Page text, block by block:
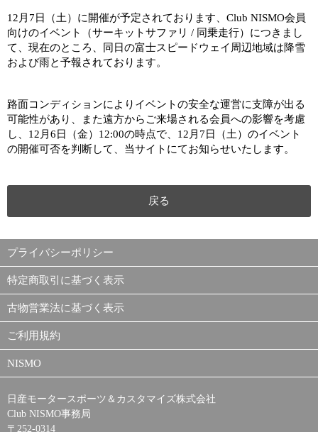
12月7日（土）に開催が予定されております、Club NISMO会員
向けのイベント（サーキットサファリ / 同乗走行）につきまし
て、現在のところ、同日の富士スピードウェイ周辺地域は降雪
および雨と予報されております。
路面コンディションによりイベントの安全な運営に支障が出る
可能性があり、また遠方からご来場される会員への影響を考慮
し、12月6日（金）12:00の時点で、12月7日（土）のイベント
の開催可否を判断して、当サイトにてお知らせいたします。
戻る
プライバシーポリシー
特定商取引に基づく表示
古物営業法に基づく表示
ご利用規約
NISMO
日産モータースポーツ＆カスタマイズ株式会社
Club NISMO事務局
〒252-0314